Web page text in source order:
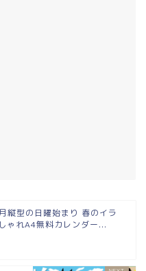
縦型の日曜始まり 春のイラ
ゃれA4無料カレンダー...